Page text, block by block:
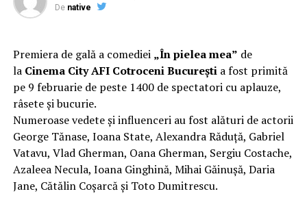
potrivită.Aici poți găsi un medic specialist din zona ta
potrivit studiului Ipsos, doar 20% dintre respondenții
care trăiesc cu obezitate în România se declară
îngrijorați de starea lor de sănătate din prezent, cu mai
mult de 20 de puncte procentuale sub media globală.
impactul deciziilor luate în trafic.
Comunitatea și colaborarea
dintre instituții fac diferența
Unul dintre cele mai importante elemente ale
evenimentului a fost colaborarea dintre voluntari,
autorități și partenerii implicați în proiect. Participanții
au avut acces la demonstrații realizate de reprezentanții
ISU Brașov, experiențe VR care simulează efectele
consumului de alcool și ale distragerii atenției la volan,
De native
Premiera de gală a comediei „În pielea mea” de
la Cinema City AFI Cotroceni Bucureștia fost primită
pe 9 februarie de peste 1400 de spectatori cu aplauze,
râsete și bucurie.
Numeroase vedete și influenceri au fost alături de actorii
George Tănase, Ioana State, Alexandra Răduță, Gabriel
Vatavu, Vlad Gherman, Oana Gherman, Sergiu Costache,
Azaleea Necula, Ioana Ginghină, Mihai Găinușă, Daria
Jane, Cătălin Coșarcă și Toto Dumitrescu.